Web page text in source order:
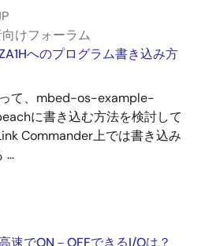
けフォーラム
へのプログラム書き込み方
て、mbed-os-example-
に書き込む方法を検討して
Commander上では書き込み
...
速でON－OFFできるI/Oは？